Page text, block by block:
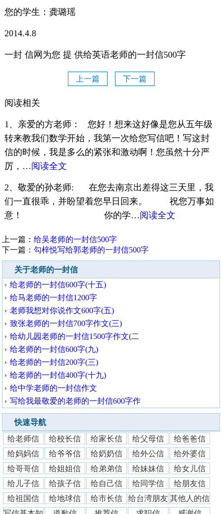
您的学生：龚璐瑶
2014.4.8
一封 信网为您 提 供给英语老师的一封信500字
上一篇 下一篇
阅读相关
1、亲爱的方老师： 您好！想来这好像是您从五年级
转来教我们数学开始，我第一次给您写信吧！写这封
信的时候，我是多么的紧张和激动啊！您虽然十分严
厉，…阅读全文
2、敬爱的孙老师: 在您去南京出差得这三天里，我
们一直很乖，并盼望着您早日回来。 祝您万事如
意！ 你的学…阅读全文
上一篇：给吴老师的一封信500字
下一篇：勾梓悦写给郭老师的一封信500字
关于老师的一封信
给老师的一封信600字(十五)
给马老师的一封信1200字
老师我想对你说作文600字(五)
致张老师的一封信700字作文(三)
给幼儿园老师的一封信1500字作文(二
给老师的一封信600字(九)
给老师的一封信200字(三)
给老师的一封信400字(十九)
给中学老师的一封信作文
写给我最敬爱的老师的一封信600字作
快速导航
给老师信 给校长信 给家长信 给父母信
给爸爸信
给妈妈信
给爷爷信 给奶奶信 给外公信
给外婆信
给哥哥信
给姐姐信 给弟弟信 给妹妹信
给女儿信
给儿子信
给孩子信 给自己信 给同学信
给朋友信
给祖国信
给地球信 给市长信 给台湾朋友 其他人的信